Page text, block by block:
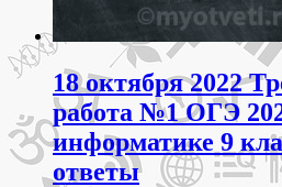
18 октября 2022
работа №1 ОГЭ
информатике 9
ответы